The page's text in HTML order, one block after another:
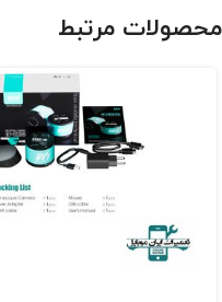
محصولات مرتبط